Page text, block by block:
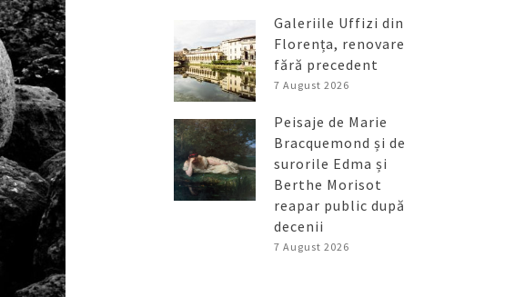
Galeriile Uffizi din
Florența, renovare
fără precedent
7 August 2026
Peisaje de Marie
Bracquemond și de
surorile Edma și
Berthe Morisot
reapar public după
decenii
7 August 2026